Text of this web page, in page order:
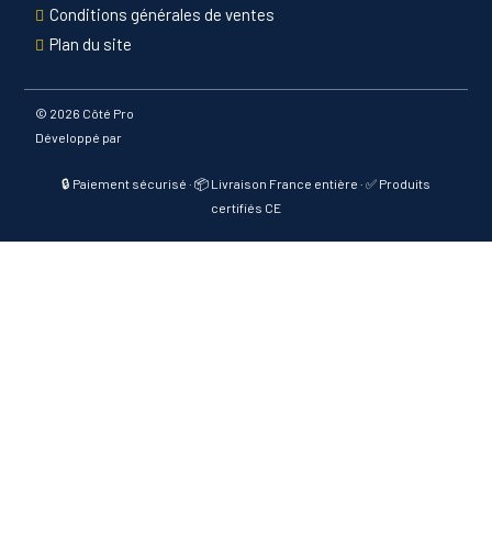
Conditions générales de ventes
Plan du site
© 2026 Côté Pro
Développé par
🔒 Paiement sécurisé · 📦 Livraison France entière · ✅ Produits
certifiés CE